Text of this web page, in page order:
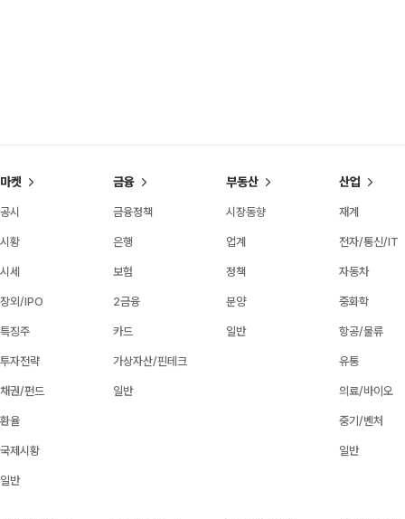
마켓
공시
시황
시세
장외/IPO
특징주
투자전략
채권/펀드
환율
국제시황
일반
금융
금융정책
은행
보험
2금융
카드
가상자산/핀테크
일반
부동산
시장동향
업계
정책
분양
일반
산업
재계
전자/통신/IT
자동차
중화학
항공/물류
유통
의료/바이오
중기/벤처
일반